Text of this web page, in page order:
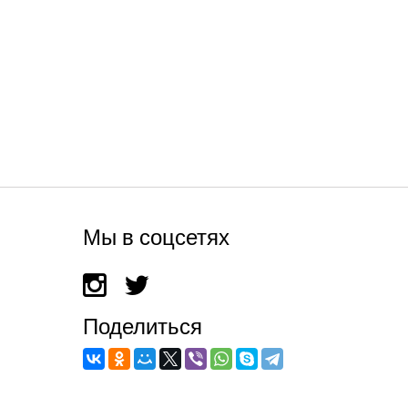
Мы в соцсетях
Поделиться